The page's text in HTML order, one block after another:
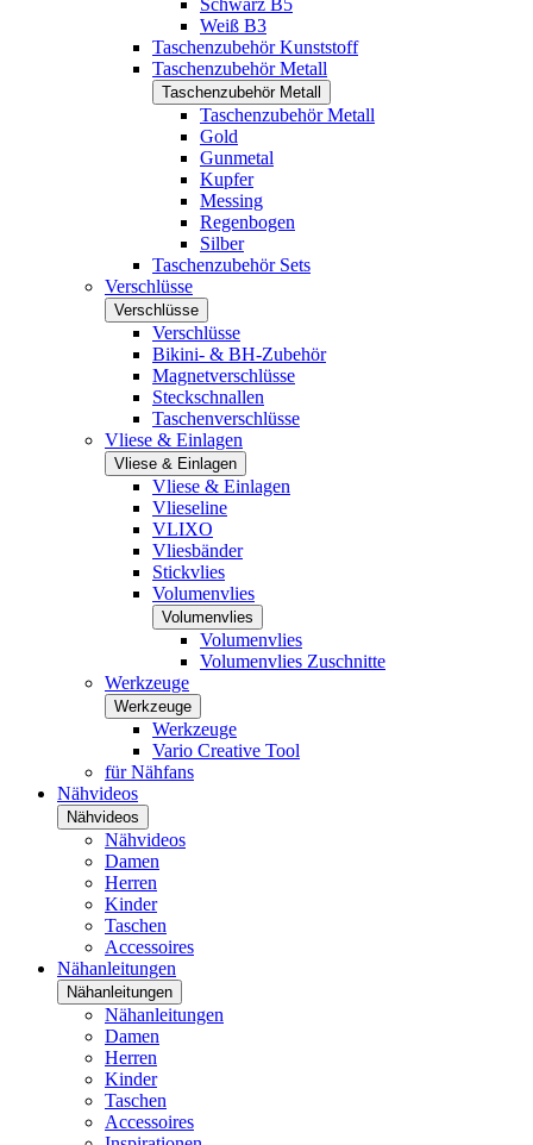
Schwarz B5
Weiß B3
Taschenzubehör Kunststoff
Taschenzubehör Metall
Taschenzubehör Metall
Taschenzubehör Metall
Gold
Gunmetal
Kupfer
Messing
Regenbogen
Silber
Taschenzubehör Sets
Verschlüsse
Verschlüsse
Verschlüsse
Bikini- & BH-Zubehör
Magnetverschlüsse
Steckschnallen
Taschenverschlüsse
Vliese & Einlagen
Vliese & Einlagen
Vliese & Einlagen
Vlieseline
VLIXO
Vliesbänder
Stickvlies
Volumenvlies
Volumenvlies
Volumenvlies
Volumenvlies Zuschnitte
Werkzeuge
Werkzeuge
Werkzeuge
Vario Creative Tool
für Nähfans
Nähvideos
Nähvideos
Nähvideos
Damen
Herren
Kinder
Taschen
Accessoires
Nähanleitungen
Nähanleitungen
Nähanleitungen
Damen
Herren
Kinder
Taschen
Accessoires